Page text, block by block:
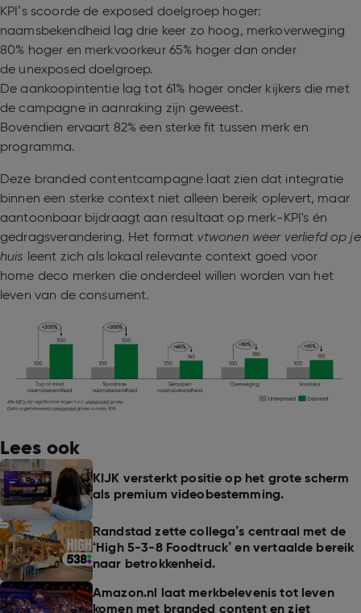
KPI’s scoorde de exposed doelgroep hoger:
naamsbekendheid lag drie keer zo hoog, merkoverweging
80% hoger en merkvoorkeur 65% hoger dan onder
de unexposed doelgroep.
De aankoopintentie lag tot 61% hoger onder kijkers die met
de campagne in aanraking zijn geweest.
Bovendien ervaart 82% een sterke fit tussen merk en
programma.
Deze branded contentcampagne laat zien dat integratie
binnen een sterke context niet alleen bereik oplevert, maar
aantoonbaar bijdraagt aan resultaat op merk-KPI's én
gedragsverandering. Het format vtwonen weer verliefd op je
huis leent zich als lokaal relevante context goed voor
home deco merken die onderdeel willen worden van het
leven van de consument.
Lees ook
KIJK versterkt positie op het grote scherm
als premium videobestemming.
Randstad zette collega’s centraal met de
‘High 5-3-8 Foodtruck’ en vertaalde bereik
naar betrokkenheid.
Amazon.nl laat merkbelevenis tot leven
komen met branded content en ziet